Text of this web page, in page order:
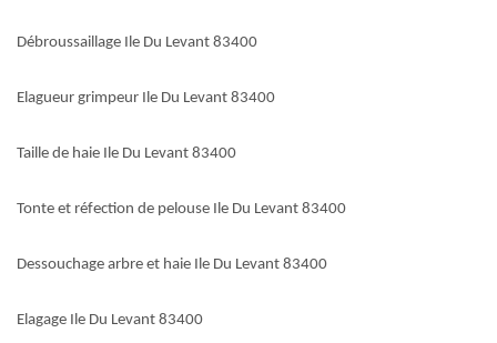
Débroussaillage Ile Du Levant 83400
Elagueur grimpeur Ile Du Levant 83400
Taille de haie Ile Du Levant 83400
Tonte et réfection de pelouse Ile Du Levant 83400
Dessouchage arbre et haie Ile Du Levant 83400
Elagage Ile Du Levant 83400